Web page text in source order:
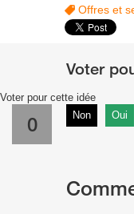
Offres et
Voter pour cette idée
0 Non Oui